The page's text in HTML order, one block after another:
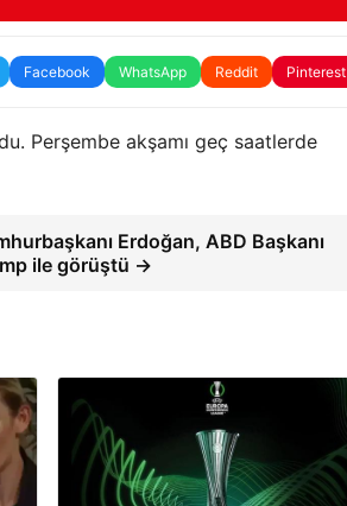
Facebook WhatsApp Reddit Pinterest
Perşembe akşamı geç saatlerde
Erdoğan, ABD Başkanı
ile görüştü →